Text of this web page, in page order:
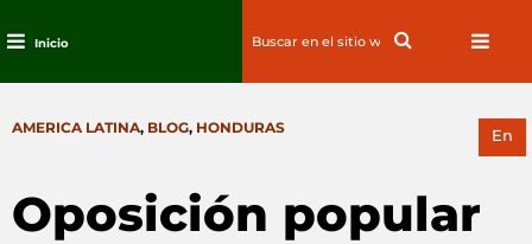
contenido
Inicio
Search
En
CATEGORIES
AMERICA LATINA, BLOG, HONDURAS
Oposición popular